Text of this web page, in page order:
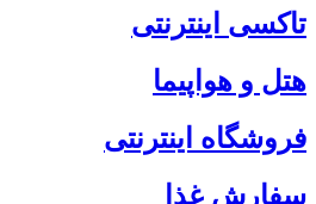
تاکسی اینترنتی
هتل و هواپیما
فروشگاه اینترنتی
سفارش غذا